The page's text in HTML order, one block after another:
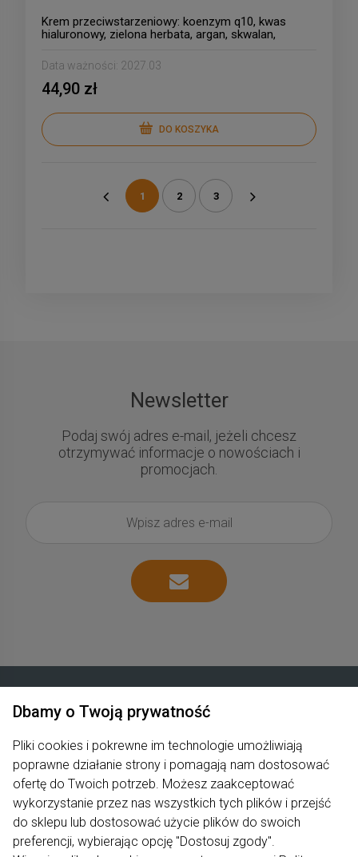
Krem przeciwstarzeniowy: koenzym q10, kwas
hialuronowy, zielona herbata, argan, skwalan,
Data ważności: 2027.03
44,90 zł
DO KOSZYKA
1 2 3
Newsletter
Podaj swój adres e-mail, jeżeli chcesz
otrzymywać informacje o nowościach i
promocjach.
Produkty
Pomoc
Moje konto
Dbamy o Twoją prywatność
Pliki cookies i pokrewne im technologie umożliwiają
poprawne działanie strony i pomagają nam dostosować
ofertę do Twoich potrzeb. Możesz zaakceptować
wykorzystanie przez nas wszystkich tych plików i przejść
do sklepu lub dostosować użycie plików do swoich
preferencji, wybierając opcję "Dostosuj zgody".